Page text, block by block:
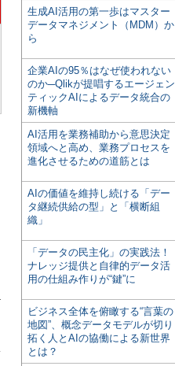
生成AI活用の第一歩はマスター
データマネジメント（MDM）か
ら
企業AIの95％はなぜ使われない
のか─Qlikが提唱するエージェン
ティックAIによるデータ統合の
新機軸
AI活用を業務補助から意思決定
領域へと高め、業務プロセスを
進化させるための道筋とは
AIの価値を維持し続ける「デー
タ継続供給の型」と「横断組
織」
「データの民主化」の実践法！
ナレッジ提供と自律的データ活
用の仕組み作りが“鍵”に
ビジネス全体を俯瞰する“言葉の
地図”、概念データモデルが切り
拓く人とAIの協働による新世界
とは？